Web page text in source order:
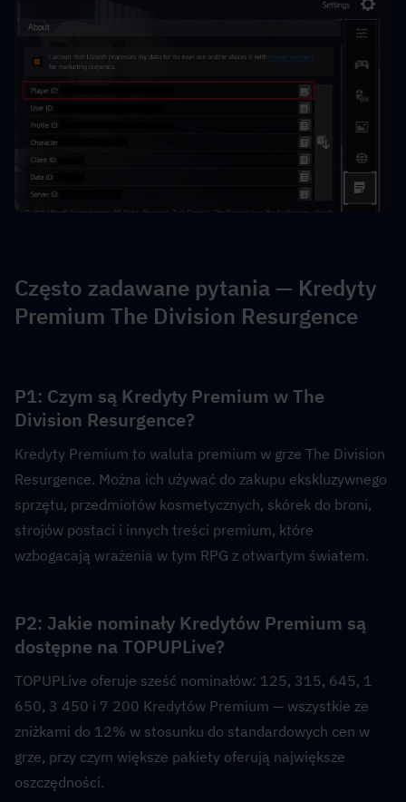
Często zadawane pytania — Kredyty
Premium The Division Resurgence
P1: Czym są Kredyty Premium w The
Division Resurgence?
Kredyty Premium to waluta premium w grze The Division
Resurgence. Można ich używać do zakupu ekskluzywnego
sprzętu, przedmiotów kosmetycznych, skórek do broni,
strojów postaci i innych treści premium, które
wzbogacają wrażenia w tym RPG z otwartym światem.
P2: Jakie nominały Kredytów Premium są
dostępne na TOPUPLive?
TOPUPLive oferuje sześć nominałów: 125, 315, 645, 1
650, 3 450 i 7 200 Kredytów Premium — wszystkie ze
zniżkami do 12% w stosunku do standardowych cen w
grze, przy czym większe pakiety oferują największe
oszczędności.